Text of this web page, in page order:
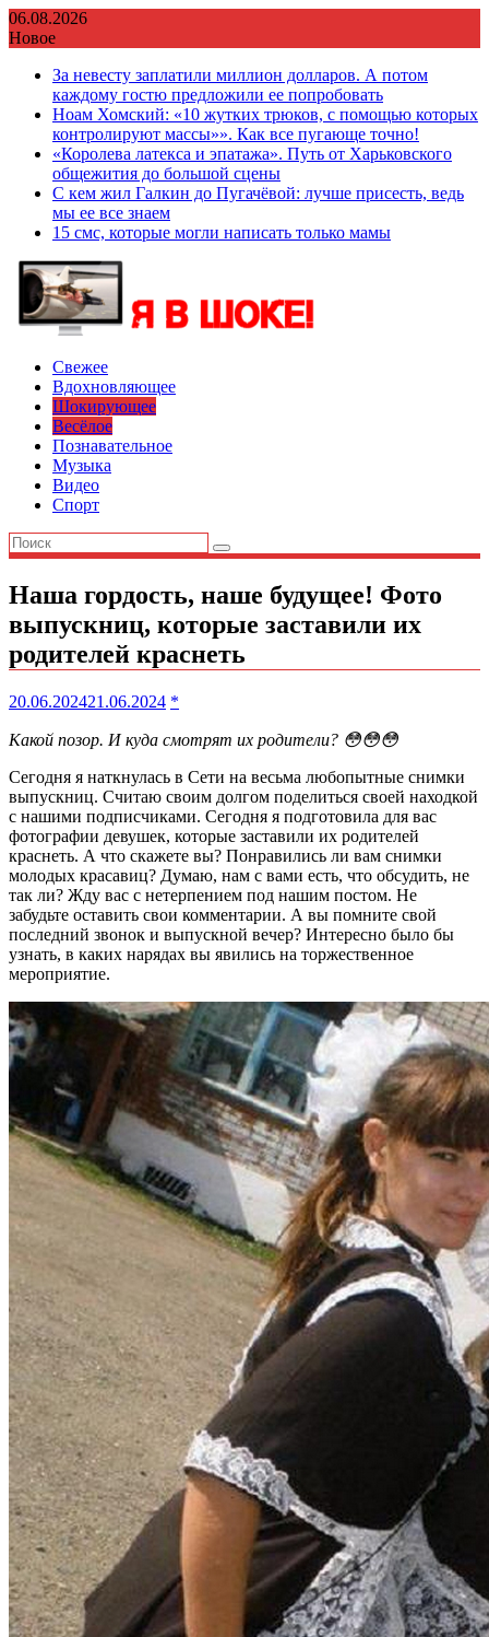
Перейти
к
06.08.2026
Новое
За невесту заплатили миллион долларов. А потом
каждому гостю предложили ее попробовать
Ноам Хомский: «10 жутких трюков, с помощью которых
контролируют массы»». Как все пугающе точно!
«Королева латекса и эпатажа». Путь от Харьковского
общежития до большой сцены
С кем жил Галкин до Пугачёвой: лучше присесть, ведь
мы ее все знаем
15 смс, которые могли написать только мамы
Свежее
Вдохновляющее
Шокирующее
Весёлое
Познавательное
Музыка
Видео
Спорт
Наша гордость, наше будущее! Фото
выпускниц, которые заставили их
родителей краснеть
20.06.202421.06.2024 *
Какой позор. И куда смотрят их родители? 😳😳😳
Сегодня я наткнулась в Сети на весьма любопытные снимки
выпускниц. Считаю своим долгом поделиться своей находкой
с нашими подписчиками. Сегодня я подготовила для вас
фотографии девушек, которые заставили их родителей
краснеть. А что скажете вы? Понравились ли вам снимки
молодых красавиц? Думаю, нам с вами есть, что обсудить, не
так ли? Жду вас с нетерпением под нашим постом. Не
забудьте оставить свои комментарии. А вы помните свой
последний звонок и выпускной вечер? Интересно было бы
узнать, в каких нарядах вы явились на торжественное
мероприятие.